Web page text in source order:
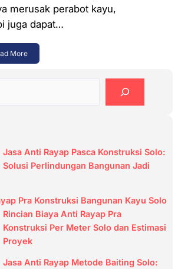
merusak perabot kayu,
juga dapat…
More
Jasa Anti Rayap Pasca Konstruksi Solo:
Solusi Perlindungan Bangunan Jadi
Pra Konstruksi Bangunan Kayu Solo
Rincian Biaya Anti Rayap Pra
Konstruksi Per Meter Solo dan Estimasi
Proyek
Jasa Anti Rayap Metode Baiting Solo: